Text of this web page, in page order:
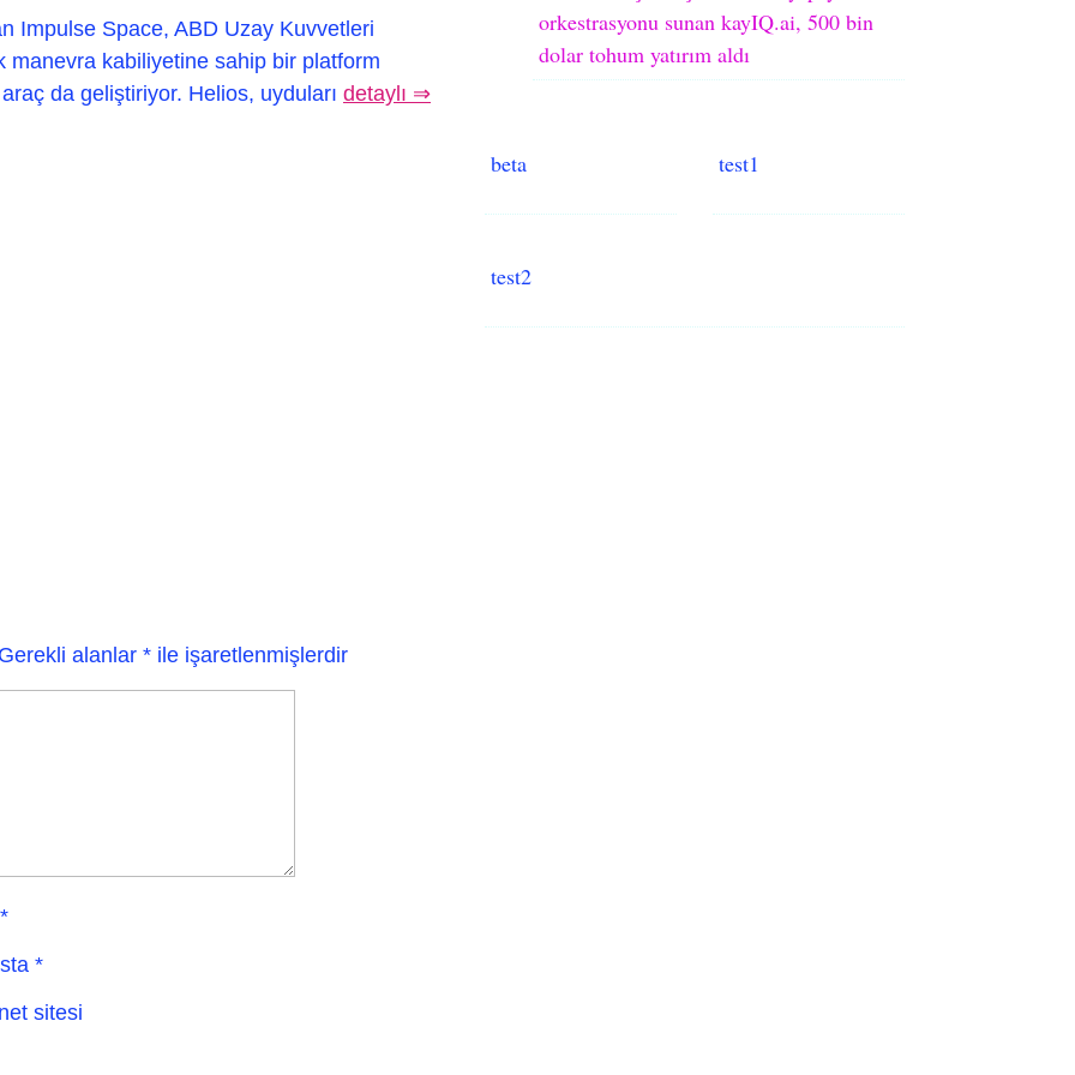
Impulse Space, ABD Uzay Kuvvetleri
manevra kabiliyetine sahip bir platform
da geliştiriyor. Helios, uyduları detaylı ⇒
alanlar * ile işaretlenmişlerdir
*
*
sitesi
orkestrasyonu sunan kayIQ.ai, 500 bin
dolar tohum yatırım aldı
beta test1
test2